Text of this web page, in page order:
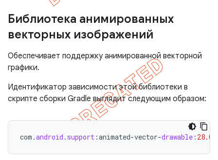
Библиотека анимированных
векторных изображений
Обеспечивает поддержку анимированной векторной
графики.
Идентификатор зависимости этой библиотеки в
скрипте сборки Gradle выглядит следующим образом:
com .android . support :animated-vector-drawable: 28.0